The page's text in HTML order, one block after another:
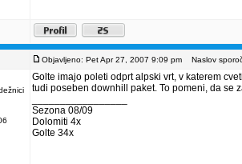
Objavljeno: Pet Apr 27, 2007 9:09 pm Naslov
Golte imajo poleti odprt alpski vrt, v katerem
tudi poseben downhill paket. To pomeni, da se
Sezona 08/09
Dolomiti 4x
Golte 34x